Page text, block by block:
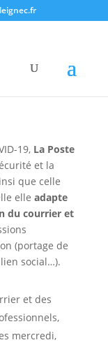
19, La Poste
et la
que celle
elle adapte
du courrier et
(portage de
social…).
et des
mercredi,